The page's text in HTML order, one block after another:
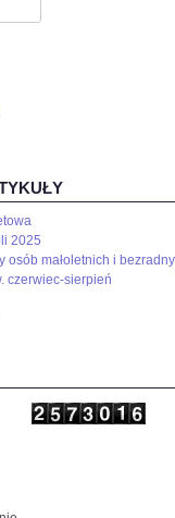
2025
osób małoletnich i
czerwiec-sierpień